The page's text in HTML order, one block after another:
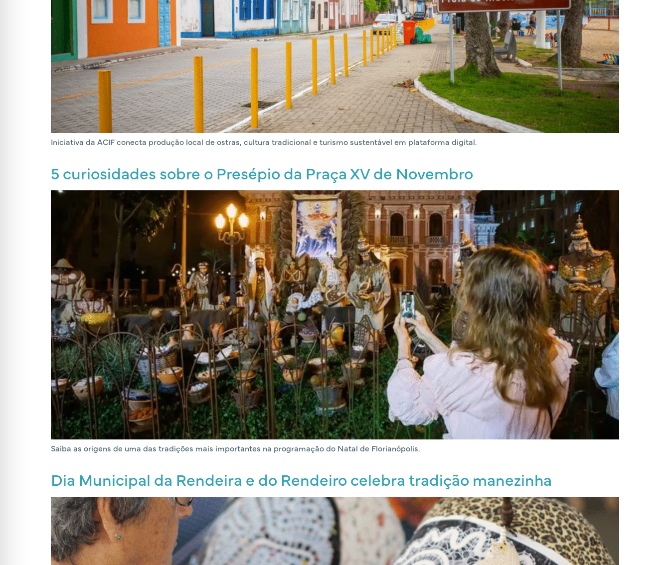
Iniciativa da ACIF conecta produção local de ostras, cultura tradicional e turismo sustentável em plataforma digital.
5 curiosidades sobre o Presépio da Praça XV de Novembro
Saiba as origens de uma das tradições mais importantes na programação do Natal de Florianópolis.
Dia Municipal da Rendeira e do Rendeiro celebra tradição manezinha